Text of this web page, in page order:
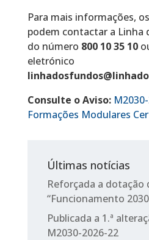
Para mais informações,
podem contactar a Linha
do número 800 10 35 10
eletrónico
Consulte o Aviso:
Formações Modulares
Últimas notícias
Reforçada a dotação
“Funcionamento
Publicada a 1.ª
M2030-2026-22